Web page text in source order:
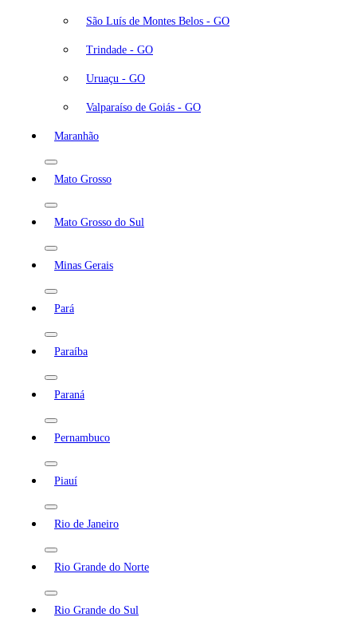
São Luís de Montes Belos - GO
Trindade - GO
Uruaçu - GO
Valparaíso de Goiás - GO
Maranhão
Mato Grosso
Mato Grosso do Sul
Minas Gerais
Pará
Paraíba
Paraná
Pernambuco
Piauí
Rio de Janeiro
Rio Grande do Norte
Rio Grande do Sul